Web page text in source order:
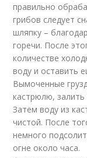
правильно
грибов следует
шляпку –
горечи. После
количестве
воду и оставить
Вымоченные
кастрюлю,
Затем воду из
чистой. После
немного
огне около часа.